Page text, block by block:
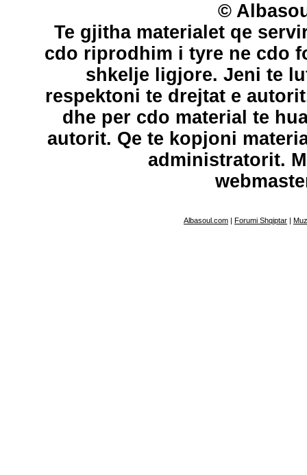
©
Te gjitha materialet qe
cdo riprodhim i tyre ne cdo
shkelje ligjore. Jeni te
respektoni te drejtat e
dhe per cdo material te
autorit. Qe te kopjoni
administratorit.
Albasoul.com | Forumi Shqiptar |